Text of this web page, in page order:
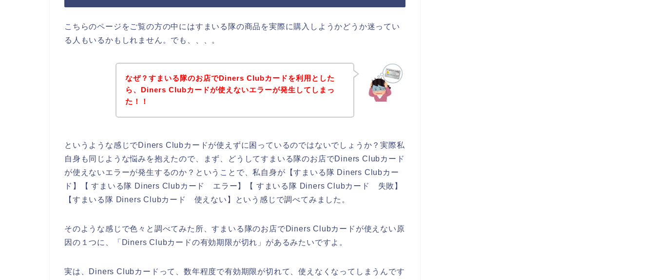
こちらのページをご覧の方の中にはすまいる隊の商品を実際に購入しようかどうか迷ってい
る人もいるかもしれません。でも、、、。
なぜ？すまいる隊のお店でDiners Clubカードを利用とした
ら、Diners Clubカードが使えないエラーが発生してしまっ
た！！
というような感じでDiners Clubカードが使えずに困っているのではないでしょうか？実際私
自身も同じような悩みを抱えたので、まず、どうしてすまいる隊のお店でDiners Clubカード
が使えないエラーが発生するのか？ということで、私自身が【すまいる隊 Diners Clubカー
ド】【 すまいる隊 Diners Clubカード エラー】【 すまいる隊 Diners Clubカード 失敗】
【すまいる隊 Diners Clubカード 使えない】という感じで調べてみました。
そのような感じで色々と調べてみた所、すまいる隊のお店でDiners Clubカードが使えない原
因の１つに、「Diners Clubカードの有効期限が切れ」があるみたいですよ。
実は、Diners Clubカードって、数年程度で有効期限が切れて、使えなくなってしまうんです